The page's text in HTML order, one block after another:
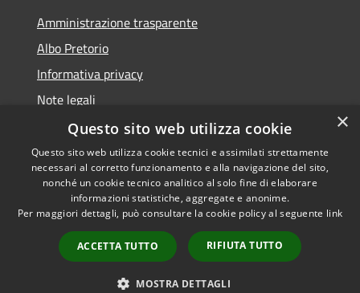
Amministrazione trasparente
Albo Pretorio
Informativa privacy
Note legali
Dichiarazione di accessibilità
RSS
Accessibilità
Copyright © 2026 • Comune di
Municipium•
Accesso
redazione
×
Questo sito web utilizza cookie
Questo sito web utilizza cookie tecnici e assimilati strettamente
necessari al corretto funzionamento e alla navigazione del sito,
nonché un cookie tecnico analitico al solo fine di elaborare
informazioni statistiche, aggregate e anonime.
Per maggiori dettagli, può consultare la cookie policy al seguente link
ACCETTA TUTTO RIFIUTA TUTTO
MOSTRA DETTAGLI